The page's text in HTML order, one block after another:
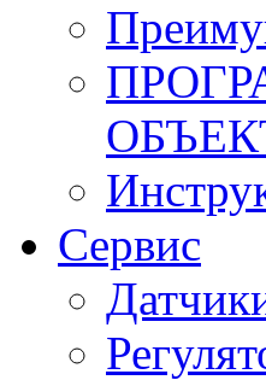
Сервис